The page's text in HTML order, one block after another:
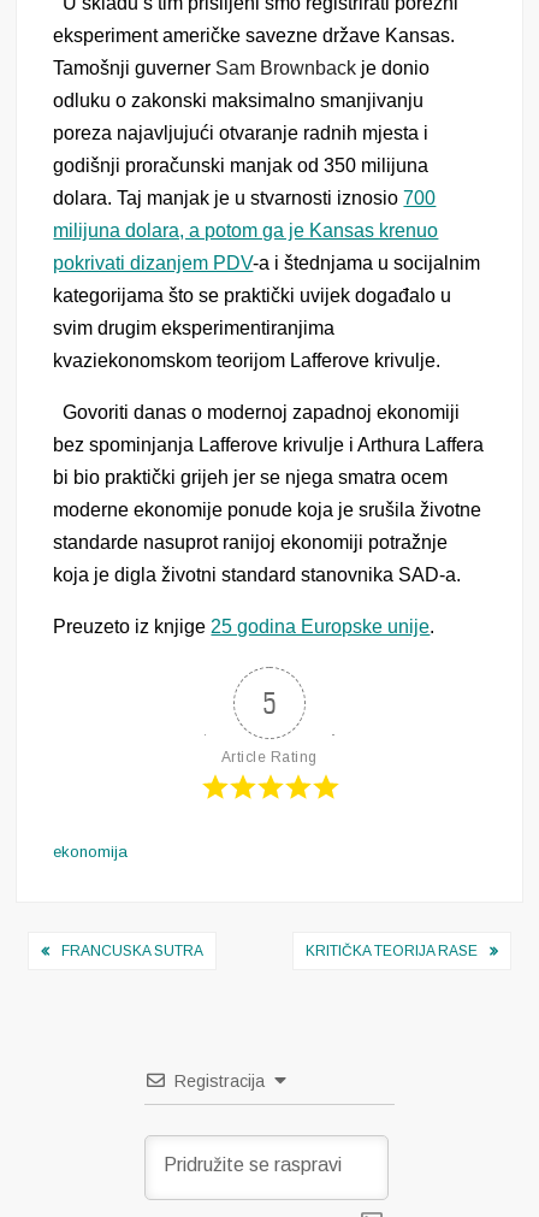
eksperiment američke savezne države Kansas.
Tamošnji guverner Sam Brownback je donio
odluku o zakonski maksimalno smanjivanju
poreza najavljujući otvaranje radnih mjesta i
godišnji proračunski manjak od 350 milijuna
dolara. Taj manjak je u stvarnosti iznosio700
milijuna dolara, a potom ga je Kansas krenuo
pokrivati dizanjem PDV-a i štednjama u socijalnim
kategorijama što se praktički uvijek događalo u
svim drugim eksperimentiranjima
kvaziekonomskom teorijom Lafferove krivulje.
Govoriti danas o modernoj zapadnoj ekonomiji
bez spominjanja Lafferove krivulje i Arthura Laffera
bi bio praktički grijeh jer se njega smatra ocem
moderne ekonomije ponude koja je srušila životne
standarde nasuprot ranijoj ekonomiji potražnje
koja je digla životni standard stanovnika SAD-a.
Preuzeto iz knjige 25 godina Europske unije.
5
Article Rating
ekonomija
Navigacija
FRANCUSKA SUTRA KRITIČKA TEORIJA RASE
Registracija